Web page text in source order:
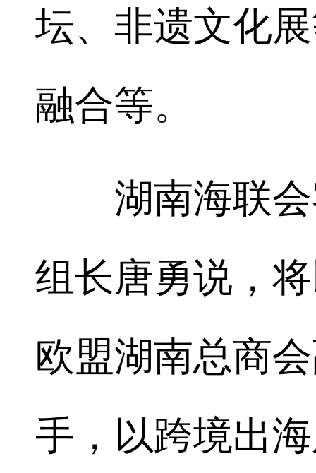
坛、非遗文化
融合等。
湖南海联会
组长唐勇说，
欧盟湖南总商
手，以跨境出